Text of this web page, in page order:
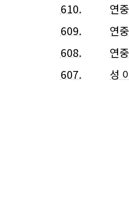
610. 연
609. 연
608. 연
607. 성